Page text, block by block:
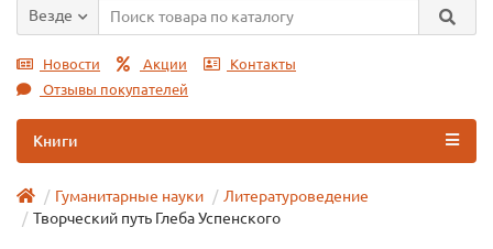
Везде
Новости Акции
Контакты
Отзывы покупателей
Книги
Гуманитарные науки
Литературоведение
Творческий путь Глеба Успенского